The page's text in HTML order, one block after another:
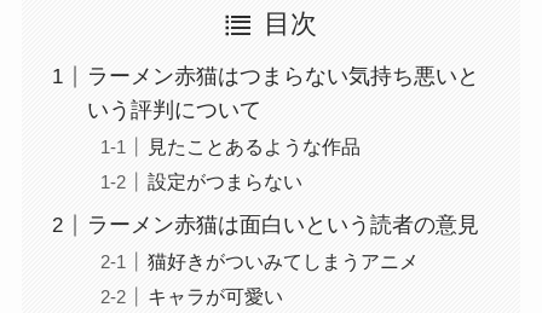
目次
ラーメン赤猫はつまらない気持ち悪いと
いう評判について
見たことあるような作品
設定がつまらない
ラーメン赤猫は面白いという読者の意見
猫好きがついみてしまうアニメ
キャラが可愛い